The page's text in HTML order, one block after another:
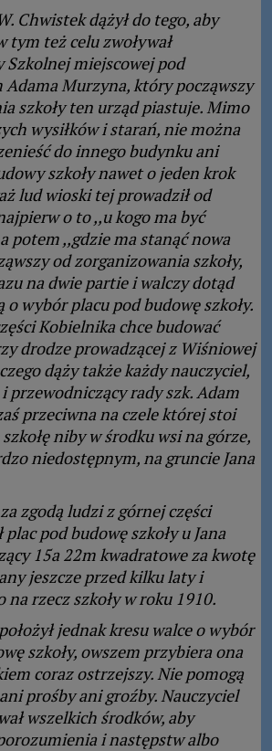
dążył do tego, aby
tym też celu zwoływał
Szkolnej miejscowej pod
Murzyna, który począwszy
szkoły ten urząd piastuje. Mimo
wysiłków i starań, nie można
do innego budynku ani
szkoły nawet o jeden krok
lud wioski tej prowadził od
o to ,,u kogo ma być
a potem ,,gdzie ma stanąć nowa
od zorganizowania szkoły,
na dwie partie i walczy dotąd
o wybór placu pod budowę szkoły.
Kobielnika chce budować
drodze prowadzącej z Wiśniowej
dąży także każdy nauczyciel,
przewodniczący rady szk. Adam
przeciwna na czele której stoi
niby w środku wsi na górze,
niedostępnym, na gruncie Jana
ludzi z górnej części
pod budowę szkoły u Jana
15a 22m kwadratowe za kwotę
jeszcze przed kilku laty i
na rzecz szkoły w roku 1910.
jednak kresu walce o wybór
szkoły, owszem przybiera ona
coraz ostrzejszy. Nie pomogą
prośby ani groźby. Nauczyciel
wszelkich środków, aby
i następstw albo